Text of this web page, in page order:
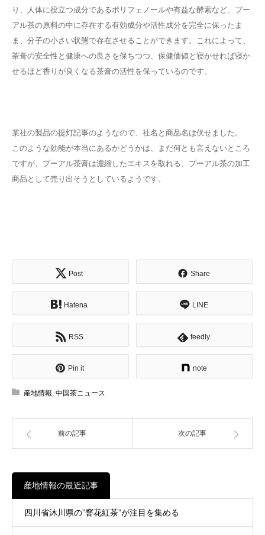
り、人体に役立つ成分であるポリフェノールや有益な酵素など、プー
アル茶の原料の中に存在する有効成分や活性成分を完全に保ったま
ま、分子の小さい状態で存在させることができます。これによって、
茶膏の安全性と健康への良さを保ちつつ、保健価値と寝かせれば寝か
せるほど香りが良くなる茶膏の活性を保っているのです。
某社の製品の提灯記事のようなので、社名と商品名は伏せました。
このような効能が本当にあるかどうかは、まだ何とも言えないところ
ですが、プーアル茶膏は濃縮したエキスを取れる、プーアル茶の加工
商品として売り出そうとしているようです。
Post Share
Hatena LINE
RSS feedly
Pin it note
産地情報, 中国茶ニュース
前の記事 次の記事
産地情報の最近記事
四川省沐川県の”窨花紅茶”が注目を集める